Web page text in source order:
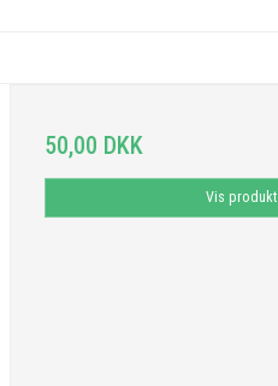
50,00 DKK
Vis produkt